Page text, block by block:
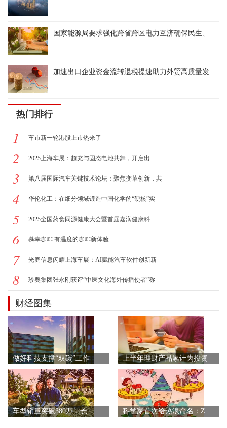
国家能源局要求强化跨省跨区电力互济确保民生、
加速出口企业资金流转退税提速助力外贸高质量发
热门排行
1 车市新一轮港股上市热来了
2 2025上海车展：超充与固态电池共舞，开启出
3 第八届国际汽车关键技术论坛：聚焦变革创新，共
4 华伦化工：在细分领域锻造中国化学的“硬核”实
5 2025全国药食同源健康大会暨首届嘉润健康科
6 慕幸咖啡 有温度的咖啡新体验
7 光庭信息闪耀上海车展：AI赋能汽车软件创新新
8 珍奥集团张永刚获评“中医文化海外传播使者”称
财经图集
做好科技支撑“双碳”工作 上半年理财产品累计为投资
车型销量突破380万，长 科学家首次给热浪命名：Z